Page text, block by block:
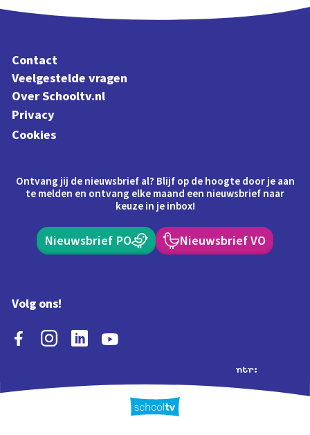
Contact
Veelgestelde vragen
Over Schooltv.nl
Privacy
Cookies
Ontvang jij de nieuwsbrief al? Blijf op de hoogte door je aan
te melden en ontvang elke maand een nieuwsbrief naar
keuze in je inbox!
Nieuwsbrief PO Nieuwsbrief VO
Volg ons!